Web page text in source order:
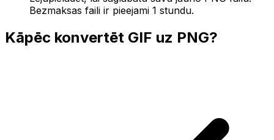
Bezmaksas faili ir pieejami 1 stundu.
Kāpēc konvertēt GIF uz PNG?